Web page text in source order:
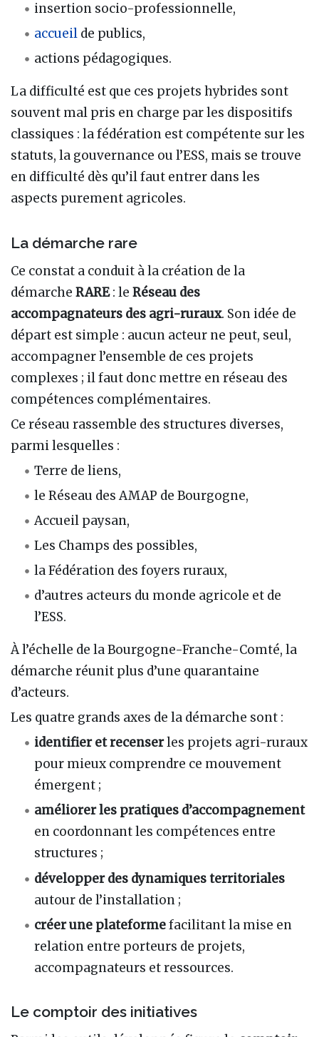
insertion socio-professionnelle,
accueil de publics,
actions pédagogiques.
La difficulté est que ces projets hybrides sont
souvent mal pris en charge par les dispositifs
classiques : la fédération est compétente sur les
statuts, la gouvernance ou l’ESS, mais se trouve
en difficulté dès qu’il faut entrer dans les
aspects purement agricoles.
La démarche rare
Ce constat a conduit à la création de la
démarche RARE: le Réseau des
accompagnateurs des agri-ruraux. Son idée de
départ est simple : aucun acteur ne peut, seul,
accompagner l’ensemble de ces projets
complexes ; il faut donc mettre en réseau des
compétences complémentaires.
Ce réseau rassemble des structures diverses,
parmi lesquelles :
Terre de liens,
le Réseau des AMAP de Bourgogne,
Accueil paysan,
Les Champs des possibles,
la Fédération des foyers ruraux,
d’autres acteurs du monde agricole et de
l’ESS.
À l’échelle de la Bourgogne-Franche-Comté, la
démarche réunit plus d’une quarantaine
d’acteurs.
Les quatre grands axes de la démarche sont :
identifier et recenserles projets agri-ruraux
pour mieux comprendre ce mouvement
émergent ;
améliorer les pratiques d’accompagnement
en coordonnant les compétences entre
structures ;
développer des dynamiques territoriales
autour de l’installation ;
créer une plateformefacilitant la mise en
relation entre porteurs de projets,
accompagnateurs et ressources.
Le comptoir des initiatives